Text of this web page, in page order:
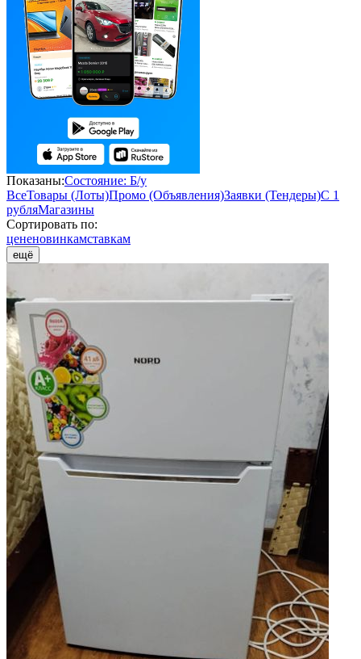
Показаны:Состояние: Б/у
ВсеТовары (Лоты)Промо (Объявления)Заявки (Тендеры)С 1
рубляМагазины
Сортировать по:
цененовинкамставкам
ещё